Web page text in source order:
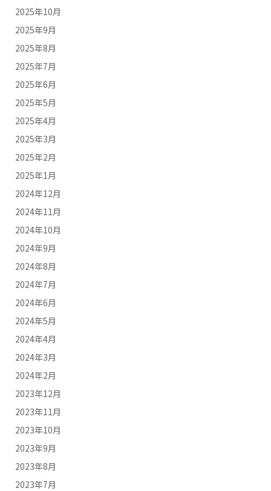
2025年10月
2025年9月
2025年8月
2025年7月
2025年6月
2025年5月
2025年4月
2025年3月
2025年2月
2025年1月
2024年12月
2024年11月
2024年10月
2024年9月
2024年8月
2024年7月
2024年6月
2024年5月
2024年4月
2024年3月
2024年2月
2023年12月
2023年11月
2023年10月
2023年9月
2023年8月
2023年7月